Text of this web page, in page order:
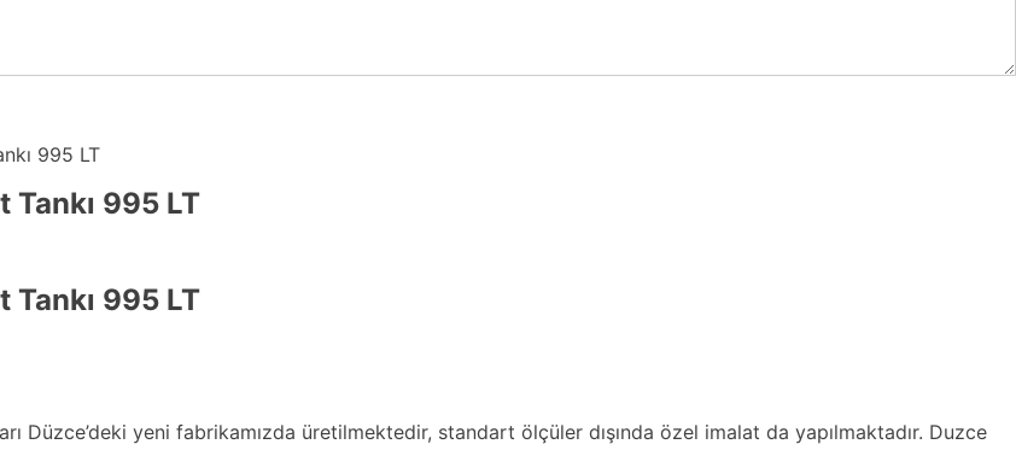
995 LT
Tankı 995 LT
Tankı 995 LT
Düzce’deki yeni fabrikamızda üretilmektedir, standart ölçüler dışında özel imalat da yapılmaktadır. Duzce